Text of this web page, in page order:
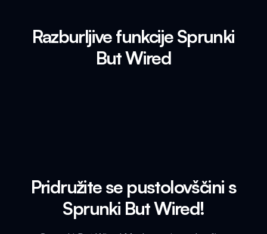
Razburljive funkcije Sprunki
But Wired
Pridružite se pustolovščini s
Sprunki But Wired!